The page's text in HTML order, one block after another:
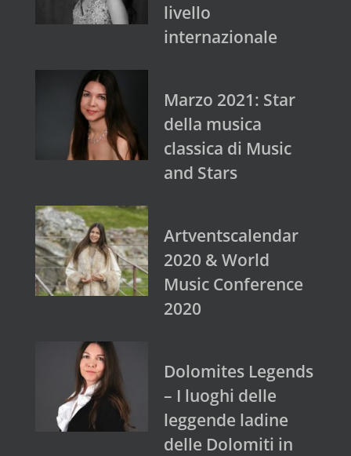
livello
internazionale
Marzo 2021: Star
della musica
classica di Music
and Stars
Artventscalendar
2020 & World
Music Conference
2020
Dolomites Legends
– I luoghi delle
leggende ladine
delle Dolomiti in